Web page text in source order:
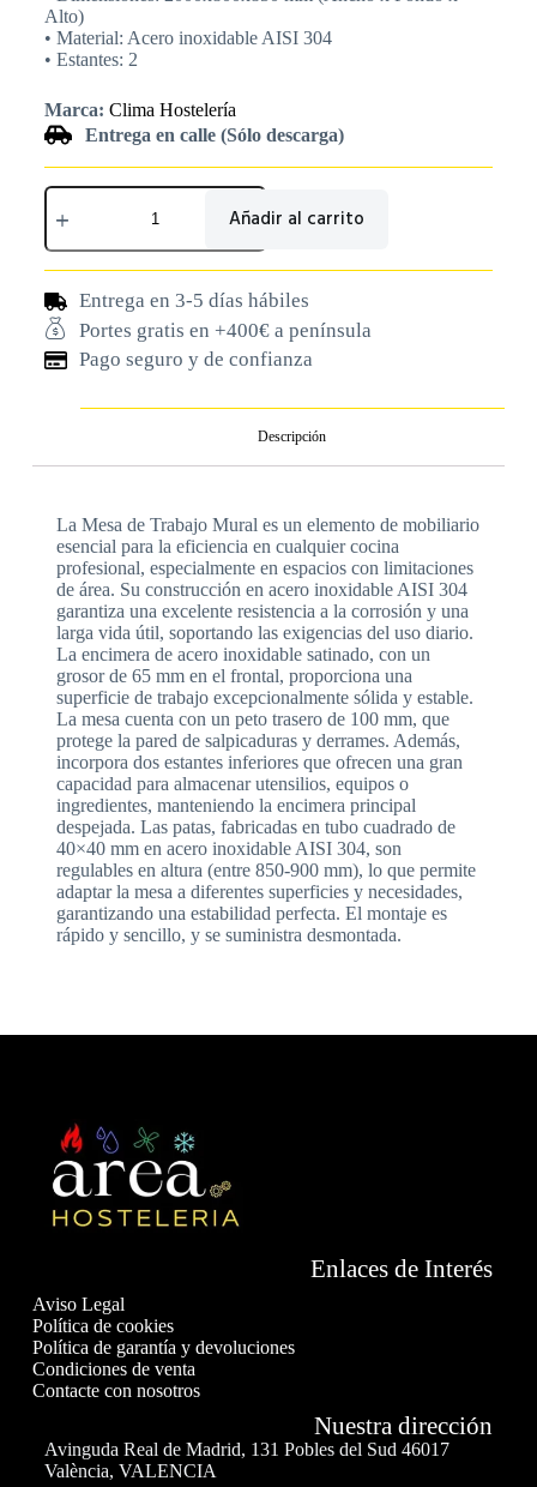
Alto)
• Material: Acero inoxidable AISI 304
• Estantes: 2
Marca: Clima Hostelería
Entrega en calle (Sólo descarga)
Añadir al carrito
Entrega en 3-5 días hábiles
Portes gratis en +400€ a península
Pago seguro y de confianza
Descripción
La Mesa de Trabajo Mural es un elemento de mobiliario
esencial para la eficiencia en cualquier cocina
profesional, especialmente en espacios con limitaciones
de área. Su construcción en acero inoxidable AISI 304
garantiza una excelente resistencia a la corrosión y una
larga vida útil, soportando las exigencias del uso diario.
La encimera de acero inoxidable satinado, con un
grosor de 65 mm en el frontal, proporciona una
superficie de trabajo excepcionalmente sólida y estable.
La mesa cuenta con un peto trasero de 100 mm, que
protege la pared de salpicaduras y derrames. Además,
incorpora dos estantes inferiores que ofrecen una gran
capacidad para almacenar utensilios, equipos o
ingredientes, manteniendo la encimera principal
despejada. Las patas, fabricadas en tubo cuadrado de
40×40 mm en acero inoxidable AISI 304, son
regulables en altura (entre 850-900 mm), lo que permite
adaptar la mesa a diferentes superficies y necesidades,
garantizando una estabilidad perfecta. El montaje es
rápido y sencillo, y se suministra desmontada.
Enlaces de Interés
Aviso Legal
Política de cookies
Política de garantía y devoluciones
Condiciones de venta
Contacte con nosotros
Nuestra dirección
Avinguda Real de Madrid, 131 Pobles del Sud 46017
València, VALENCIA